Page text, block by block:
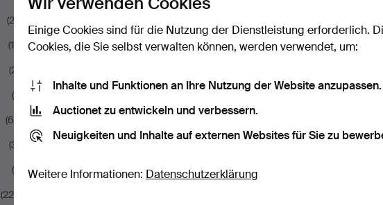
(22)
(10)
(21)
(8)
(66)
(31)
(8)
(228)
FRITZ KALLENBERG, 24
Teile, "Mazurka", Gla…
BRÄNNVINSFLASKA,
Glas, vergoldetes
Einige Cookies sind für die Nutzung der Dienstleistung erforderlich.
Cookies, die Sie selbst verwalten können, werden verwendet, um:
Inhalte und Funktionen an Ihre Nutzung der Website anzupassen.
Auctionet zu entwickeln und verbessern.
Neuigkeiten und Inhalte auf externen Websites für Sie zu
Weitere Informationen: Datenschutzerklärung